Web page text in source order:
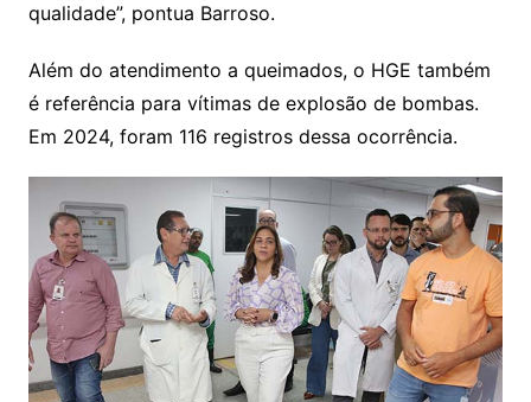
qualidade”, pontua Barroso.
Além do atendimento a queimados, o HGE também
é referência para vítimas de explosão de bombas.
Em 2024, foram 116 registros dessa ocorrência.